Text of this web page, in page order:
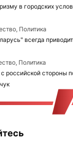
в городских
Политика
всегда
Политика
российской стороны